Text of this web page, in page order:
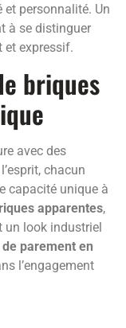
personnalité. Un
à se distinguer
et expressif.
briques
avec des
chacun
capacité unique à
apparentes,
un look industriel
parement en
l’engagement